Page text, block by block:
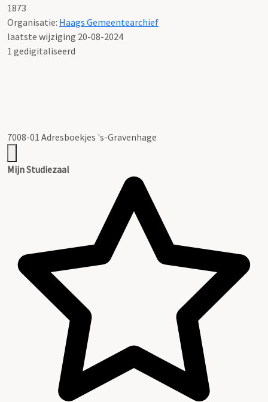
1873
Organisatie: Haags Gemeentearchief
laatste wijziging 20-08-2024
1 gedigitaliseerd
7008-01 Adresboekjes 's-Gravenhage
Mijn Studiezaal